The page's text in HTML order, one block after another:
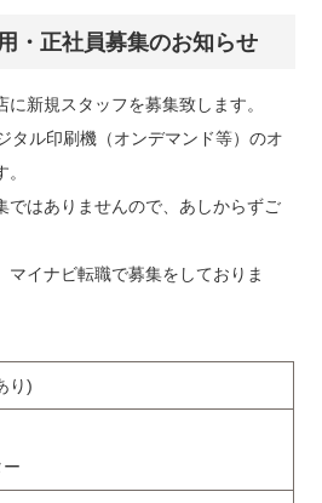
・正社員募集のお知らせ
新規スタッフを募集致します。
タル印刷機（オンデマンド等）のオ
はありませんので、あしからずご
マイナビ転職で募集をしておりま
り)